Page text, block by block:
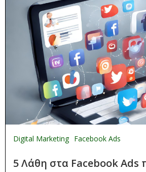
Digital Marketing Facebook Ads
5 Λάθη στα Facebook Ads